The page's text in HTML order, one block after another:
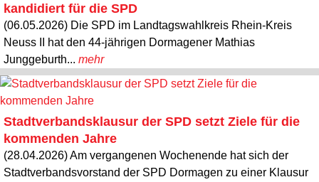
kandidiert für die SPD
(06.05.2026) Die SPD im Landtagswahlkreis Rhein-Kreis
Neuss II hat den 44-jährigen Dormagener Mathias
Junggeburth... mehr
Stadtverbandsklausur der SPD setzt Ziele für die
kommenden Jahre
(28.04.2026) Am vergangenen Wochenende hat sich der
Stadtverbandsvorstand der SPD Dormagen zu einer Klausur